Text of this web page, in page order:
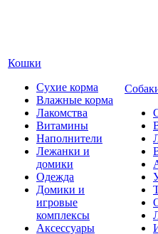
Кошки
Сухие корма
Влажные корма
Лакомства
Витамины
Наполнители
Лежанки и
домики
Одежда
Домики и
игровые
комплексы
Аксессуары